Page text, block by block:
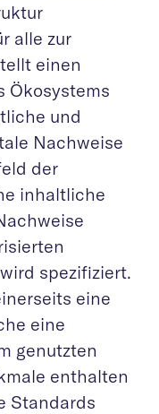
alle zur
einen
Ökosystems
und
Nachweise
der
inhaltliche
spezifiziert.
eine
eine
genutzten
enthalten
Standards